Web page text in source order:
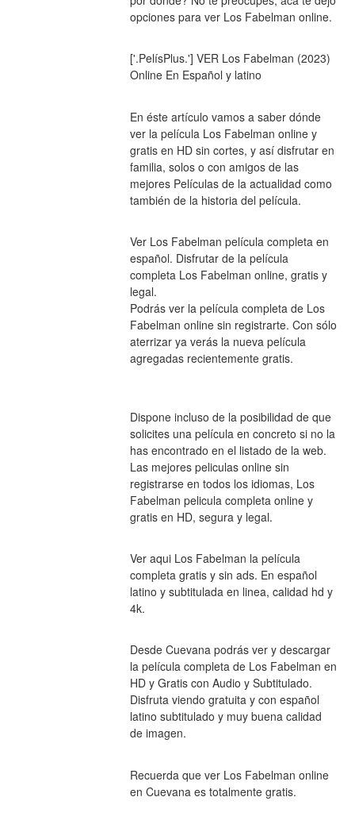
opciones para ver Los Fabelman online.
['.PelísPlus.'] VER Los Fabelman (2023)
Online En Español y latino
En éste artículo vamos a saber dónde
ver la película Los Fabelman online y
gratis en HD sin cortes, y así disfrutar en
familia, solos o con amigos de las
mejores Películas de la actualidad como
también de la historia del película.
Ver Los Fabelman película completa en
español. Disfrutar de la película
completa Los Fabelman online, gratis y
legal.
Podrás ver la película completa de Los
Fabelman online sin registrarte. Con sólo
aterrizar ya verás la nueva película
agregadas recientemente gratis.
Dispone incluso de la posibilidad de que
solicites una película en concreto si no la
has encontrado en el listado de la web.
Las mejores peliculas online sin
registrarse en todos los idiomas, Los
Fabelman pelicula completa online y
gratis en HD, segura y legal.
Ver aqui Los Fabelman la película
completa gratis y sin ads. En español
latino y subtitulada en linea, calidad hd y
4k.
Desde Cuevana podrás ver y descargar
la película completa de Los Fabelman en
HD y Gratis con Audio y Subtitulado.
Disfruta viendo gratuita y con español
latino subtitulado y muy buena calidad
de imagen.
Recuerda que ver Los Fabelman online
en Cuevana es totalmente gratis.